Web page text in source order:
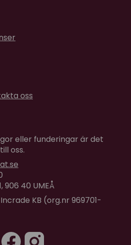
oss
eller funderingar är det
oss.
906 40 UMEÅ
KB (org.nr 969701-